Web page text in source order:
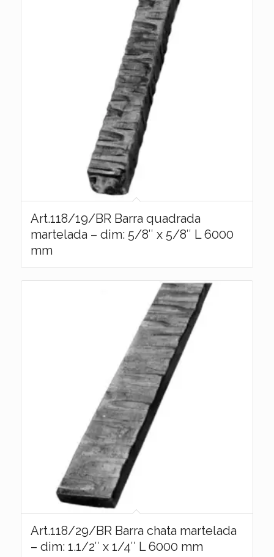
Art.118/19/BR Barra quadrada
martelada – dim: 5/8″ x 5/8″ L 6000
mm
Art.118/29/BR Barra chata martelada
– dim: 1.1/2″ x 1/4″ L 6000 mm